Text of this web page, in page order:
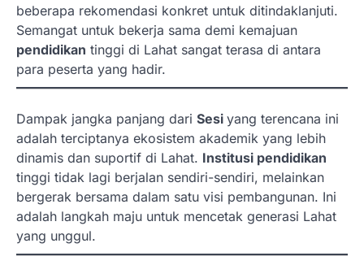
beberapa rekomendasi konkret untuk ditindaklanjuti.
Semangat untuk bekerja sama demi kemajuan
pendidikan tinggi di Lahat sangat terasa di antara
para peserta yang hadir.
Dampak jangka panjang dari Sesi yang terencana ini
adalah terciptanya ekosistem akademik yang lebih
dinamis dan suportif di Lahat. Institusi pendidikan
tinggi tidak lagi berjalan sendiri-sendiri, melainkan
bergerak bersama dalam satu visi pembangunan. Ini
adalah langkah maju untuk mencetak generasi Lahat
yang unggul.